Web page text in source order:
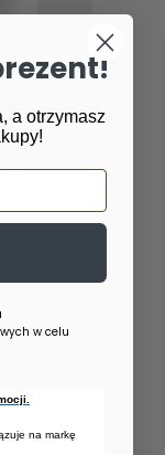
specjalistyczny
skóry
150 ml
/ szt.
a otrzymasz
w celu
na markę